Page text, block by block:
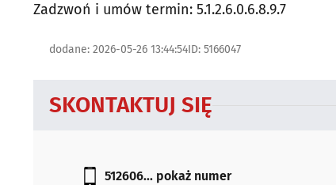
Zadzwoń i umów termin: 5.1.2.6.0.6.8.9.7
dodane: 2026-05-26 13:44:54ID: 5166047
SKONTAKTUJ SIĘ
512606... pokaż numer